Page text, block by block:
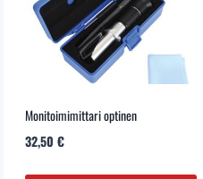
Monitoimimittari optinen
32,50 €